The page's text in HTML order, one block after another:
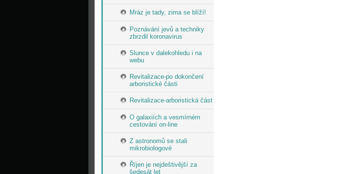
Mráz je tady, zima se blíží!
Poznávání jevů a techniky
zbrzdil koronavirus
Slunce v dalekohledu i na
webu
Revitalizace-po dokončení
arboristické části
Revitalizace-arboristická část
O galaxiích a vesmírném
cestování on-line
Z astronomů se stali
mikrobiologové
Říjen je nejdeštivější za
šedesát let